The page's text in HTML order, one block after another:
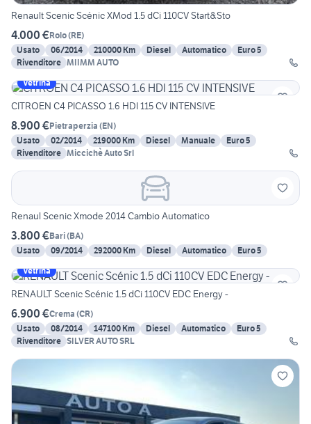
Renault Scenic Scénic XMod 1.5 dCi 110CV Start&Sto
4.000 €Rolo(RE)
Usato
06/2014 210000 Km Diesel Automatico
Euro 5
Rivenditore MIIMM AUTO
Vetrina
CITROEN C4 PICASSO 1.6 HDI 115 CV INTENSIVE
8.900 €Pietraperzia (EN)
Usato
02/2014 219000 Km Diesel Manuale
Euro 5
Rivenditore Miccichè Auto Srl
Renaul Scenic Xmode 2014 Cambio Automatico
3.800 €Bari(BA)
Usato
09/2014 292000 Km Diesel Automatico
Euro 5
Vetrina
RENAULT Scenic Scénic 1.5 dCi 110CV EDC Energy -
6.900 €Crema (CR)
Usato
08/2014 147100 Km Diesel Automatico
Euro 5
Rivenditore SILVER AUTO SRL